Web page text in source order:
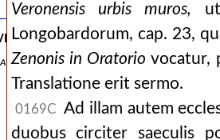
ecclesiae.
Veronensis urbis muros,
Longobardorum, cap. 23,
Zenonis in Oratorio vocatur,
Translatione erit sermo.
0169C
Ad illam autem
duobus circiter saeculis